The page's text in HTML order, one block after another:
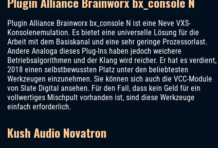
Plugin Alliance Brainworx bx_console N ist eine Neve VXS-
Konsolenemulation. Es bietet eine universelle Lösung für die
Arbeit mit dem Basiskanal und eine sehr geringe Prozessorlast.
Andere Analoga dieses Plug-Ins haben jedoch weichere
Betriebsalgorithmen und der Klang wird reicher. Er hat es verdient,
2018 einen selbstbewussten Platz unter den beliebtesten
Werkzeugen einzunehmen. Sie können sich auch die VCC-Module
von Slate Digital ansehen. Für den Fall, dass kein Geld für ein
vollwertiges Mischpult vorhanden ist, sind diese Werkzeuge
einfach erforderlich.
Kush Audio Novatron